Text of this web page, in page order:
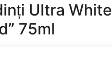
Ultra White
75ml